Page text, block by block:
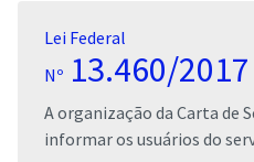
Lei Federal
Nº 13.460/2017
A organização da Carta de
informar os usuários do